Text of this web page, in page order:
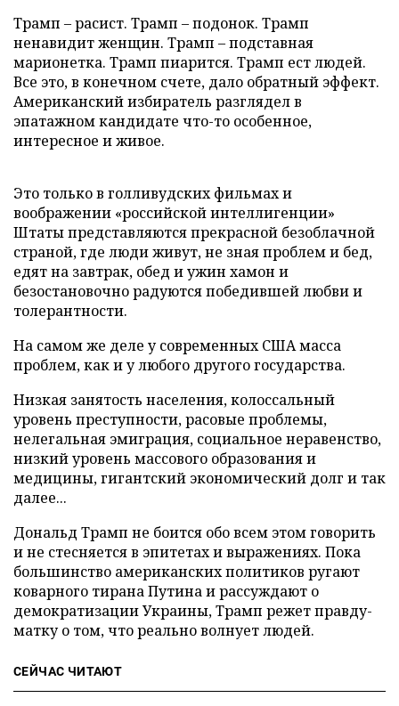
Трамп – расист. Трамп – подонок. Трамп
ненавидит женщин. Трамп – подставная
марионетка. Трамп пиарится. Трамп ест людей.
Все это, в конечном счете, дало обратный эффект.
Американский избиратель разглядел в
эпатажном кандидате что-то особенное,
интересное и живое.
Это только в голливудских фильмах и
воображении «российской интеллигенции»
Штаты представляются прекрасной безоблачной
страной, где люди живут, не зная проблем и бед,
едят на завтрак, обед и ужин хамон и
безостановочно радуются победившей любви и
толерантности.
На самом же деле у современных США масса
проблем, как и у любого другого государства.
Низкая занятость населения, колоссальный
уровень преступности, расовые проблемы,
нелегальная эмиграция, социальное неравенство,
низкий уровень массового образования и
медицины, гигантский экономический долг и так
далее...
Дональд Трамп не боится обо всем этом говорить
и не стесняется в эпитетах и выражениях. Пока
большинство американских политиков ругают
коварного тирана Путина и рассуждают о
демократизации Украины, Трамп режет правду-
матку о том, что реально волнует людей.
СЕЙЧАС ЧИТАЮТ